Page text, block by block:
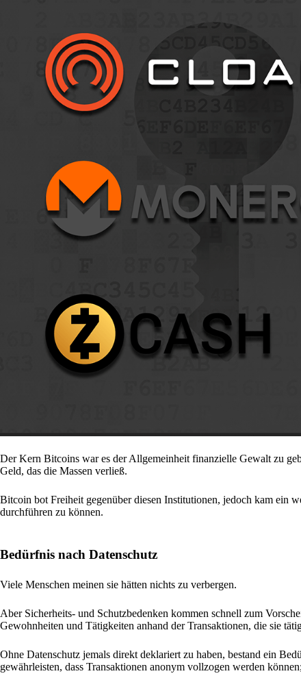
Der Kern Bitcoins war es der Allgemeinheit finanzielle Gewalt zu
Geld, das die Massen verließ.
Bitcoin bot Freiheit gegenüber diesen Institutionen, jedoch kam ein
durchführen zu können.
Bedürfnis nach Datenschutz
Viele Menschen meinen sie hätten nichts zu verbergen.
Aber Sicherheits- und Schutzbedenken kommen schnell zum
Gewohnheiten und Tätigkeiten anhand der Transaktionen, die sie
Ohne Datenschutz jemals direkt deklariert zu haben, bestand ein
gewährleisten, dass Transaktionen anonym vollzogen werden